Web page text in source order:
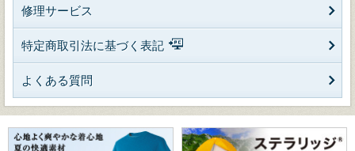
修理サービス
特定商取引法に基づく表記
よくある質問